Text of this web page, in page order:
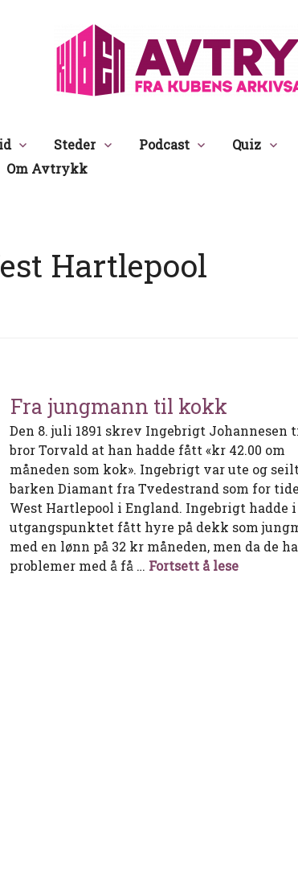
Steder Podcast Quiz
Om Avtrykk
Hartlepool
Fra jungmann til kokk
Den 8. juli 1891 skrev Ingebrigt Johannesen
bror Torvald at han hadde fått «kr 42.00 om
måneden som kok». Ingebrigt var ute og
barken Diamant fra Tvedestrand som for
West Hartlepool i England. Ingebrigt hadde i
utgangspunktet fått hyre på dekk som
med en lønn på 32 kr måneden, men da de
problemer med å få … Fortsett å leseFra